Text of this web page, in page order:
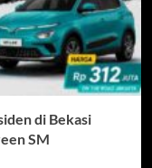
di Bekasi
SM